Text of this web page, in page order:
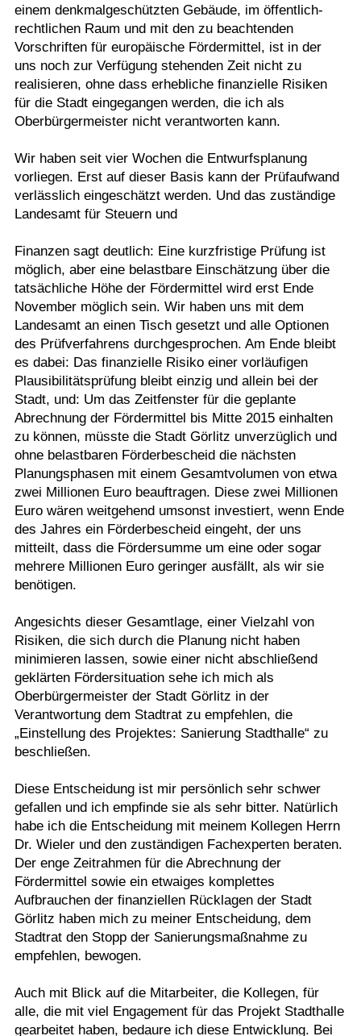
einem denkmalgeschützten Gebäude, im öffentlich-
rechtlichen Raum und mit den zu beachtenden
Vorschriften für europäische Fördermittel, ist in der
uns noch zur Verfügung stehenden Zeit nicht zu
realisieren, ohne dass erhebliche finanzielle Risiken
für die Stadt eingegangen werden, die ich als
Oberbürgermeister nicht verantworten kann.
Wir haben seit vier Wochen die Entwurfsplanung
vorliegen. Erst auf dieser Basis kann der Prüfaufwand
verlässlich eingeschätzt werden. Und das zuständige
Landesamt für Steuern und
Finanzen sagt deutlich: Eine kurzfristige Prüfung ist
möglich, aber eine belastbare Einschätzung über die
tatsächliche Höhe der Fördermittel wird erst Ende
November möglich sein. Wir haben uns mit dem
Landesamt an einen Tisch gesetzt und alle Optionen
des Prüfverfahrens durchgesprochen. Am Ende bleibt
es dabei: Das finanzielle Risiko einer vorläufigen
Plausibilitätsprüfung bleibt einzig und allein bei der
Stadt, und: Um das Zeitfenster für die geplante
Abrechnung der Fördermittel bis Mitte 2015 einhalten
zu können, müsste die Stadt Görlitz unverzüglich und
ohne belastbaren Förderbescheid die nächsten
Planungsphasen mit einem Gesamtvolumen von etwa
zwei Millionen Euro beauftragen. Diese zwei Millionen
Euro wären weitgehend umsonst investiert, wenn Ende
des Jahres ein Förderbescheid eingeht, der uns
mitteilt, dass die Fördersumme um eine oder sogar
mehrere Millionen Euro geringer ausfällt, als wir sie
benötigen.
Angesichts dieser Gesamtlage, einer Vielzahl von
Risiken, die sich durch die Planung nicht haben
minimieren lassen, sowie einer nicht abschließend
geklärten Fördersituation sehe ich mich als
Oberbürgermeister der Stadt Görlitz in der
Verantwortung dem Stadtrat zu empfehlen, die
„Einstellung des Projektes: Sanierung Stadthalle“ zu
beschließen.
Diese Entscheidung ist mir persönlich sehr schwer
gefallen und ich empfinde sie als sehr bitter. Natürlich
habe ich die Entscheidung mit meinem Kollegen Herrn
Dr. Wieler und den zuständigen Fachexperten beraten.
Der enge Zeitrahmen für die Abrechnung der
Fördermittel sowie ein etwaiges komplettes
Aufbrauchen der finanziellen Rücklagen der Stadt
Görlitz haben mich zu meiner Entscheidung, dem
Stadtrat den Stopp der Sanierungsmaßnahme zu
empfehlen, bewogen.
Auch mit Blick auf die Mitarbeiter, die Kollegen, für
alle, die mit viel Engagement für das Projekt Stadthalle
gearbeitet haben, bedaure ich diese Entwicklung. Bei